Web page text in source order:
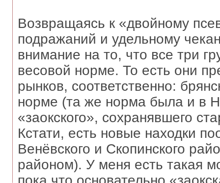
Возвращаясь к «двойному
подражаний и удельному
внимание на то, что все три
весовой норме. То есть они
рынков, соответственно:
норме (та же норма была и в
«заокского», сохранявшего
Кстати, есть новые находки
Венёвского и Скопинского
районом). У меня есть такая